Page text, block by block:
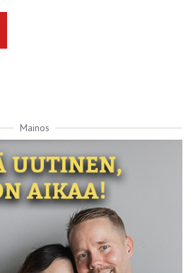
Mainos